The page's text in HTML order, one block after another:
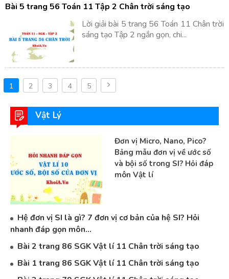
Bài 5 trang 56 Toán 11 Tập 2 Chân trời sáng tạo
Lời giải bài 5 trang 56 Toán 11 Chân trời
sáng tạo Tập 2 ngắn gọn, chi...
1 2 3 4 5
Vật Lý
Đơn vị Micro, Nano, Pico?
Bảng mẫu đơn vị về ước số
và bội số trong SI? Hỏi đáp
môn Vật lí
Hệ đơn vị SI là gì? 7 đơn vị cơ bản của hệ SI? Hỏi
nhanh đáp gọn môn...
Bài 2 trang 86 SGK Vật lí 11 Chân trời sáng tạo
Bài 1 trang 86 SGK Vật lí 11 Chân trời sáng tạo